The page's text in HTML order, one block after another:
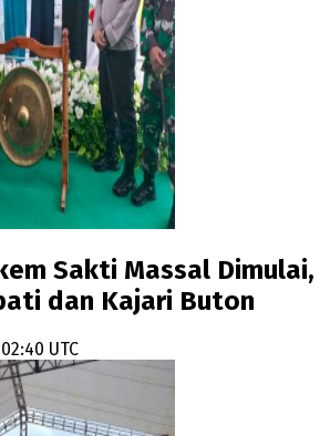
Sakti Massal Dimulai,
dan Kajari Buton
UTC